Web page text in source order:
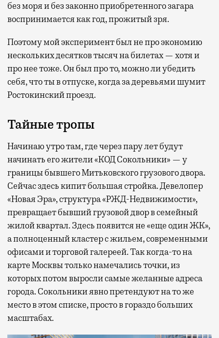
без моря и без законно приобретенного загара
воспринимается как год, прожитый зря.
Поэтому мой эксперимент был не про экономию
нескольких десятков тысяч на билетах — хотя и
про нее тоже. Он был про то, можно ли убедить
себя, что ты в отпуске, когда за деревьями шумит
Ростокинский проезд.
Тайные тропы
Начинаю утро там, где через пару лет будут
начинать его жители «КОД Сокольники» — у
границы бывшего Митьковского грузового двора.
Сейчас здесь кипит большая стройка. Девелопер
«Новая Эра», структура «РЖД-Недвижимости»,
превращает бывший грузовой двор в семейный
жилой квартал. Здесь появится не «еще один ЖК»,
а полноценный кластер с жильем, современными
офисами и торговой галереей. Так когда-то на
карте Москвы только намечались точки, из
которых потом выросли самые желанные адреса
города. Сокольники явно претендуют на то же
место в этом списке, просто в гораздо больших
масштабах.